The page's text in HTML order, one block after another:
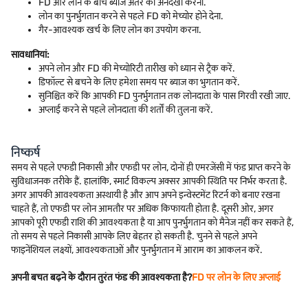
FD और लोन के बीच ब्याज अंतर को अनदेखा करना.
लोन का पुनर्भुगतान करने से पहले FD को मेच्योर होने देना.
गैर-आवश्यक खर्च के लिए लोन का उपयोग करना.
सावधानियां:
अपने लोन और FD की मेच्योरिटी तारीख को ध्यान से ट्रैक करें.
डिफॉल्ट से बचने के लिए हमेशा समय पर ब्याज का भुगतान करें.
सुनिश्चित करें कि आपकी FD पुनर्भुगतान तक लोनदाता के पास गिरवी रखी जाए.
अप्लाई करने से पहले लोनदाता की शर्तों की तुलना करें.
निष्कर्ष
समय से पहले एफडी निकासी और एफडी पर लोन, दोनों ही एमरजेंसी में फंड प्राप्त करने के
सुविधाजनक तरीके हैं. हालांकि, स्मार्ट विकल्प अक्सर आपकी स्थिति पर निर्भर करता है.
अगर आपकी आवश्यकता अस्थायी है और आप अपने इन्वेस्टमेंट रिटर्न को बनाए रखना
चाहते हैं, तो एफडी पर लोन आमतौर पर अधिक किफायती होता है. दूसरी ओर, अगर
आपको पूरी एफडी राशि की आवश्यकता है या आप पुनर्भुगतान को मैनेज नहीं कर सकते हैं,
तो समय से पहले निकासी आपके लिए बेहतर हो सकती है. चुनने से पहले अपने
फाइनेंशियल लक्ष्यों, आवश्यकताओं और पुनर्भुगतान में आराम का आकलन करें.
अपनी बचत बढ़ने के दौरान तुरंत फंड की आवश्यकता है?FD पर लोन के लिए अप्लाई